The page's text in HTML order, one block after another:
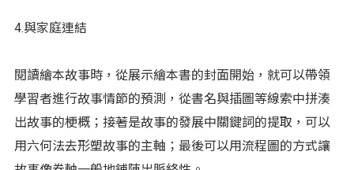
4.與家庭連結
閱讀繪本故事時，從展示繪本書的封面開始，就可以帶領
學習者進行故事情節的預測，從書名與插圖等線索中拼湊
出故事的梗概；接著是故事的發展中關鍵詞的提取，可以
用六何法去形塑故事的主軸；最後可以用流程圖的方式讓